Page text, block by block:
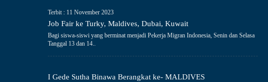
Terbit : 11 November 2023
Job Fair ke Turky, Maldives, Dubai, Kuwait
Bagi siswa-siswi yang berminat menjadi Pekerja Migran Indonesia, Senin dan Selasa
Tanggal 13 dan 14..
I Gede Sutha Binawa Berangkat ke- MALDIVES